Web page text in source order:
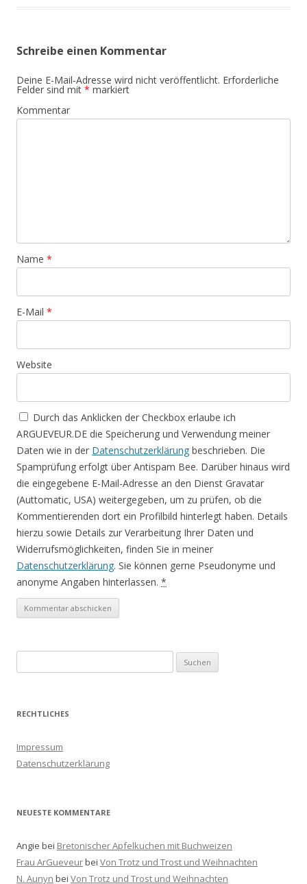
Schreibe einen Kommentar
Deine E-Mail-Adresse wird nicht veröffentlicht. Erforderliche
Felder sind mit * markiert
Kommentar
Name *
E-Mail *
Website
Durch das Anklicken der Checkbox erlaube ich
ARGUEVEUR.DE die Speicherung und Verwendung meiner
Daten wie in der Datenschutzerklärung beschrieben. Die
Spamprüfung erfolgt über Antispam Bee. Darüber hinaus wird
die eingegebene E-Mail-Adresse an den Dienst Gravatar
(Auttomatic, USA) weitergegeben, um zu prüfen, ob die
Kommentierenden dort ein Profilbild hinterlegt haben. Details
hierzu sowie Details zur Verarbeitung Ihrer Daten und
Widerrufsmöglichkeiten, finden Sie in meiner
Datenschutzerklärung. Sie können gerne Pseudonyme und
anonyme Angaben hinterlassen. *
u
h
n
a
:
RECHTLICHES
Impressum
Datenschutzerklärung
NEUESTE KOMMENTARE
Angie bei Bretonischer Apfelkuchen mit Buchweizen
Frau ArGueveurbei Von Trotz und Trost und Weihnachten
N. Aunyn bei Von Trotz und Trost und Weihnachten